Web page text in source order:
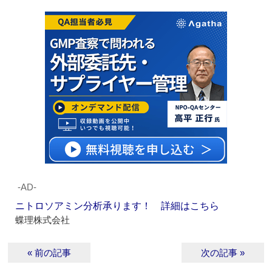
‐AD‐
ニトロソアミン分析承ります！ 詳細はこちら
蝶理株式会社
« 前の記事 次の記事 »